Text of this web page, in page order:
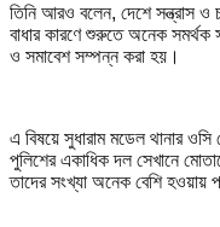
তিনি আরও বলেন, দেশে সন্ত্রাস ও
বাধার কারণে শুরুতে অনেক সমর্থক
ও সমাবেশ সম্পন্ন করা হয়।
এ বিষয়ে সুধারাম মডেল থানার
পুলিশের একাধিক দল সেখানে
তাদের সংখ্যা অনেক বেশি হওয়ায়